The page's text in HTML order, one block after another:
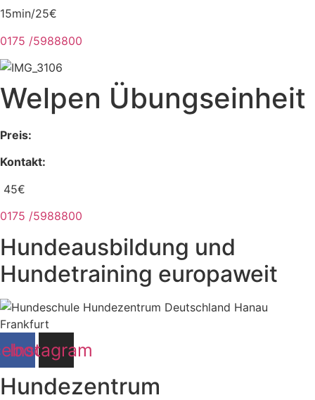
15min/25€
0175 /5988800
Welpen Übungseinheit
Preis:
Kontakt:
45€
0175 /5988800
Hundeausbildung und
Hundetraining europaweit
Instagram
Hundezentrum